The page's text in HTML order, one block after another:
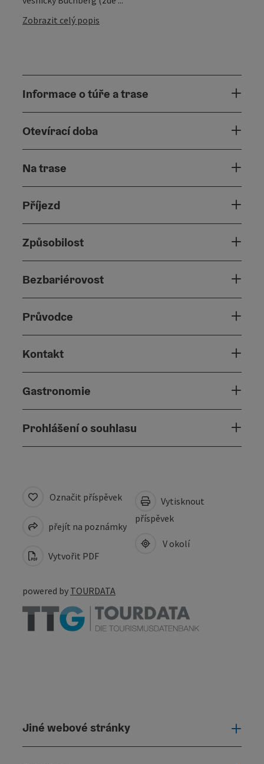
Zobrazit celý popis
Informace o túře a trase
Otevírací doba
Na trase
Příjezd
Způsobilost
Bezbariérovost
Průvodce
Kontakt
Gastronomie
Prohlášení o souhlasu
Označit příspěvek
přejít na poznámky
Vytvořit PDF
Vytisknout
příspěvek
V okolí
powered by TOURDATA
Jiné webové stránky